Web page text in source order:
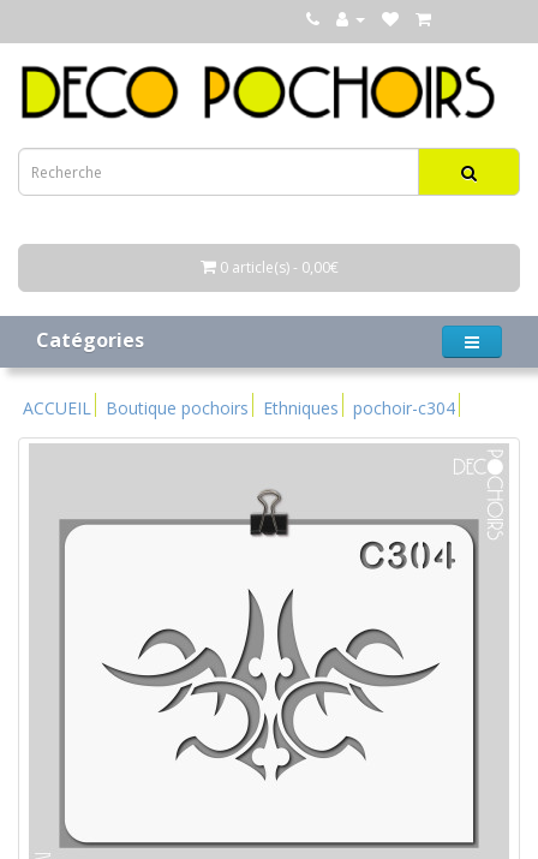
0 article(s) - 0,00€
Catégories
ACCUEIL Boutique pochoirs Ethniques pochoir-c304